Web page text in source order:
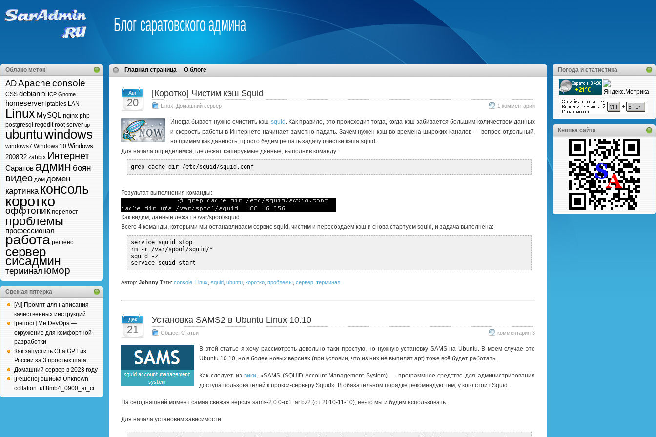
Блог саратовского админа
Облако меток
ADApacheconsole
CSS debian DHCP Gnome
homeserver iptables LAN
Linux MySQL nginx php
postgresql regedit root server tip
ubuntuwindows
windows7 Windows 10 Windows
2008R2 zabbix Интернет
Саратов админ боян
видео дом домен
картинка консоль
коротко
оффтопик перепост
проблемы
профессионал
работа решено
сервер
сисадмин
терминал юмор
Свежая пятерка
[AI] Промпт для написания
качественных инструкций
[репост] Me DevOps —
окружение для комфортной
разработки
Как запустить ChatGPT из
России за 3 простых шага
Домашний сервер в 2023 году
[Решено] ошибка Unknown
collation: utf8mb4_0900_ai_ci
Главная страница О блоге
Авг
20
[Коротко] Чистим кэш Squid
Linux Домашний сервер 1 комментарий »
Иногда бывает нужно очистить кэш squid . Как правило, это происходит тогда, когда кэш забивается большим количеством данных
и скорость работы в Интернете начинает заметно падать. Зачем нужен кэш во времена широких каналов — вопрос отдельный,
но примем как данность, просто будем решать задачу очистки кэша squid.
Для начала определимся, где лежат кэшируемые данные, выполнив команду
grep cache_dir /etc/squid/squid.conf
Результат выполнения команды:
Как видим, данные лежат в /var/spool/squid
Всего 4 команды, которыми мы останавливаем сервис squid, чистим и пересоздаем кэш и снова стартуем squid, и задача выполнена:
service squid stop
rm -r /var/spool/squid/*
squid -z
service squid start
Автор: Johnny Тэги: console Linux squid ubuntu коротко проблемы сервер терминал
Дек
21
Установка SAMS2 в Ubuntu Linux 10.10
Общее Статьи комментария 3 »
В этой статье я хочу рассмотреть довольно-таки простую, но нужную установку SAMS на Ubuntu. В моем случае это
Ubuntu 10.10, но в более новых версиях (при условии, что из них не выпилят apt) тоже всё будет работать.
Как следует извики, «SAMS (SQUID Account Management System) — программное средство для администрирования
доступа пользователей к прокси-серверу Squid». В обязательном порядке рекомендую тем, у кого стоит Squid.
На сегодняшний момент самая свежая версия sams-2.0.0-rc1.tar.bz2 (от 2010-11-10), её-то мы и будем использовать.
Для начала установим зависимости:
Погода и статистика
Кнопка сайта